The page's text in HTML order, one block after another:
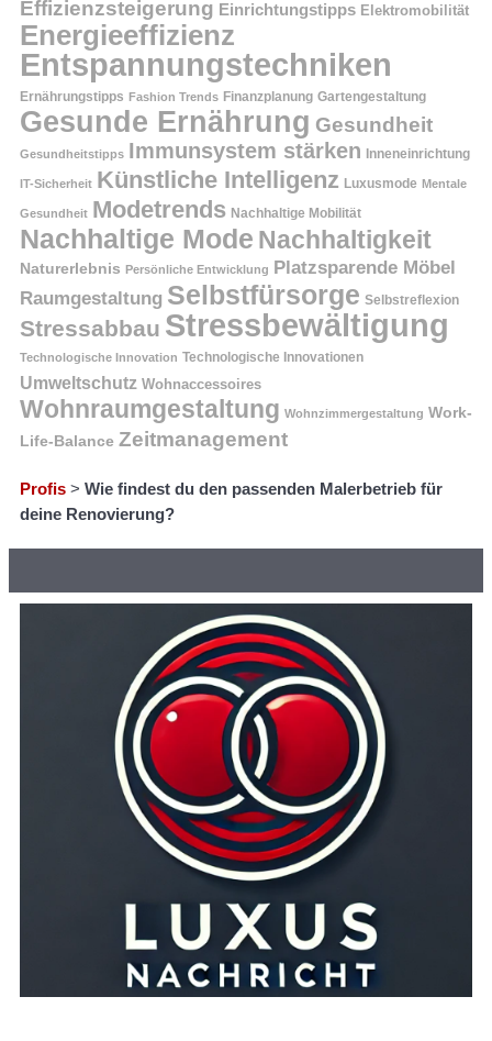
Effizienzsteigerung Einrichtungstipps Elektromobilität
Energieeffizienz
Entspannungstechniken
Ernährungstipps Fashion Trends Finanzplanung Gartengestaltung
Gesunde Ernährung Gesundheit
Gesundheitstipps Immunsystem stärken Inneneinrichtung
IT-Sicherheit Künstliche Intelligenz Luxusmode Mentale
Gesundheit Modetrends Nachhaltige Mobilität
Nachhaltige Mode Nachhaltigkeit
Naturerlebnis Persönliche Entwicklung Platzsparende Möbel
Raumgestaltung Selbstfürsorge Selbstreflexion
Stressabbau Stressbewältigung
Technologische Innovation Technologische Innovationen
Umweltschutz Wohnaccessoires
Wohnraumgestaltung Wohnzimmergestaltung Work-
Life-Balance Zeitmanagement
Profis > Wie findest du den passenden Malerbetrieb für
deine Renovierung?